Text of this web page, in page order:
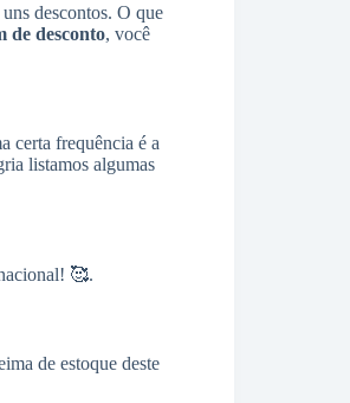
descontos. O que
de desconto, você
certa frequência é a
listamos algumas
🥰.
de estoque deste